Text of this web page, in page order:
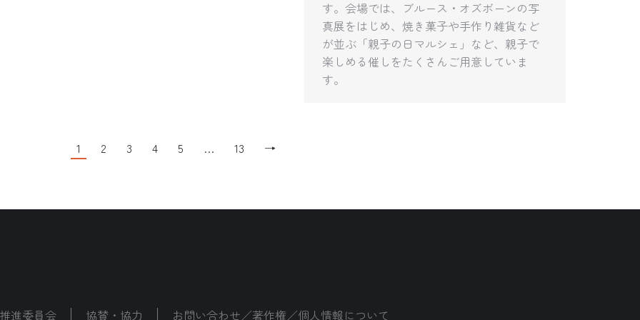
す。会場では、ブルース・オズボーンの写
真展をはじめ、焼き菓子や手作り雑貨など
が並ぶ「親子の日マルシェ」など、親子で
楽しめる催しをたくさんご用意していま
す。
1 2 3 4 5 … 13 →
進委員会 協賛・協力 お問い合わせ／著作権／個人情報について